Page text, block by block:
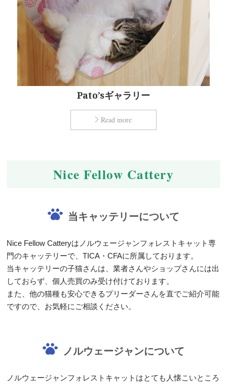
Pato’sギャラリー
Read more
Nice Fellow Cattery
当キャッテリーについて
Nice Fellow Catteryはノルウェージャンフォレストキャット専
門のキャッテリーで、TICA・CFAに所属しております。
当キャッテリーの子猫さんは、業者さんやショップさんには出
しておらず、個人売買のみ受け付けております。
また、他の猫種も安心できるプリーダーさんを直でご紹介可能
ですので、お気軽にご相談ください。
ノルウェージャンについて
ノルウェージャンフォレストキャットはとても人懐こいところ